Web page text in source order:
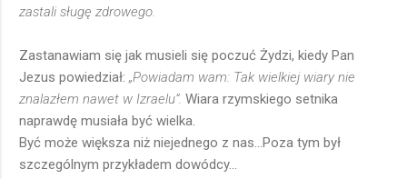
zastali sługę zdrowego.
Zastanawiam się jak musieli się poczuć Żydzi, kiedy Pan
Jezus powiedział: „Powiadam wam: Tak wielkiej wiary nie
znalazłem nawet w Izraelu”. Wiara rzymskiego setnika
naprawdę musiała być wielka.
Być może większa niż niejednego z nas...Poza tym był
szczególnym przykładem dowódcy...